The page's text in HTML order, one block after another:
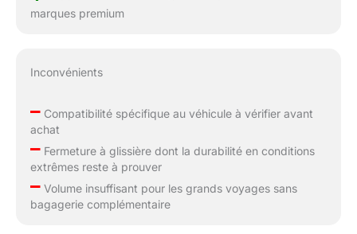
marques premium
Inconvénients
–Compatibilité spécifique au véhicule à vérifier avant
achat
–Fermeture à glissière dont la durabilité en conditions
extrêmes reste à prouver
–Volume insuffisant pour les grands voyages sans
bagagerie complémentaire